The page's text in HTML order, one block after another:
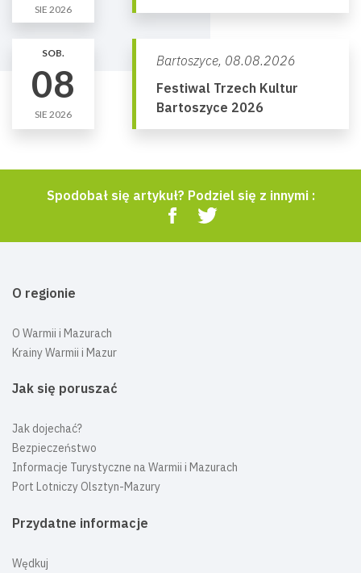
SIE 2026
SOB.
08
SIE 2026
Bartoszyce, 08.08.2026
Festiwal Trzech Kultur
Bartoszyce 2026
Spodobał się artykuł? Podziel się z innymi :
O regionie
O Warmii i Mazurach
Krainy Warmii i Mazur
Jak się poruszać
Jak dojechać?
Bezpieczeństwo
Informacje Turystyczne na Warmii i Mazurach
Port Lotniczy Olsztyn-Mazury
Przydatne informacje
Wędkuj